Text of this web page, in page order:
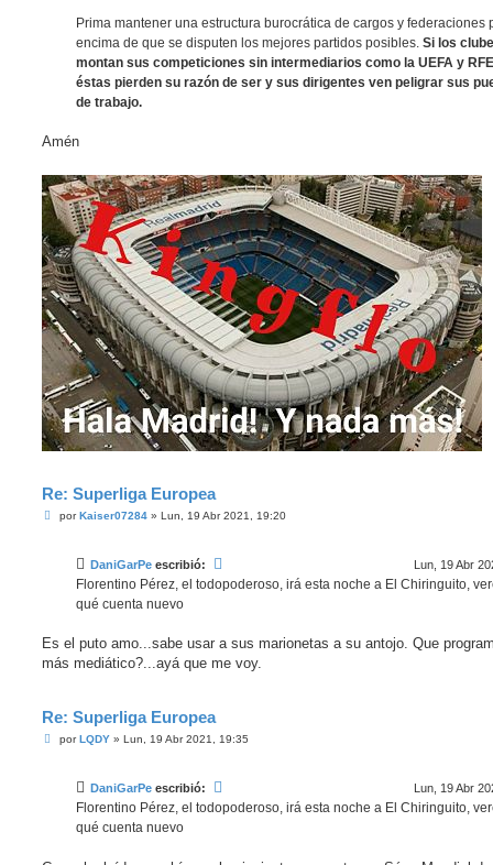
Prima mantener una estructura burocrática de cargos y federaciones
encima de que se disputen los mejores partidos posibles. Si los
montan sus competiciones sin intermediarios como la UEFA y
éstas pierden su razón de ser y sus dirigentes ven peligrar sus
de trabajo.
Amén
Re: Superliga Europea
MporKaiser07284» Lun, 19 Abr 2021, 19:20
DaniGarPe escribió: Lun, 19 Abr
Florentino Pérez, el todopoderoso, irá esta noche a El Chiringuito,
qué cuenta nuevo
Es el puto amo...sabe usar a sus marionetas a su antojo. Que
más mediático?...ayá que me voy.
Re: Superliga Europea
MporLQDY» Lun, 19 Abr 2021, 19:35
DaniGarPe escribió: Lun, 19 Abr
Florentino Pérez, el todopoderoso, irá esta noche a El Chiringuito,
qué cuenta nuevo